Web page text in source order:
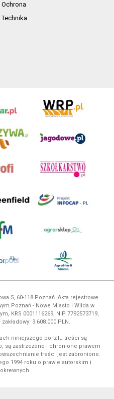
Ochrona
Technika
5, 60-118 Poznań. Akta rejestrowe
Poznań - Nowe Miasto i Wilda w
KRS 0001116269, NIP 7792573719,
zakładowy: 3.608.000 PLN.
niniejszego portalu treści są
są zastrzeżone i chronione prawem
treści jest zabronione.
1994 roku o prawie autorskim i